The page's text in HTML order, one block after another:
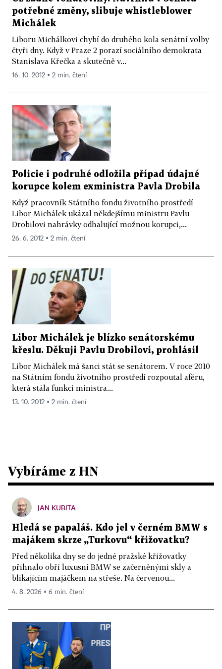
potřebné změny, slibuje whistleblower
Michálek
Liboru Michálkovi chybí do druhého kola senátní volby
čtyři dny. Když v Praze 2 porazí sociálního demokrata
Stanislava Křečka a skutečně v...
16. 10. 2012 ▪ 2 min. čtení
Policie i podruhé odložila případ údajné
korupce kolem exministra Pavla Drobila
Když pracovník Státního fondu životního prostředí
Libor Michálek ukázal někdejšímu ministru Pavlu
Drobilovi nahrávky odhalující možnou korupci,...
26. 6. 2012 ▪ 2 min. čtení
Libor Michálek je blízko senátorskému
křeslu. Děkuji Pavlu Drobilovi, prohlásil
Libor Michálek má šanci stát se senátorem. V roce 2010
na Státním fondu životního prostředí rozpoutal aféru,
která stála funkci ministra...
13. 10. 2012 ▪ 2 min. čtení
Vybíráme z HN
JAN KUBITA
Hledá se papaláš. Kdo jel v černém BMW s
majákem skrze „Turkovu“ křižovatku?
Před několika dny se do jedné pražské křižovatky
přihnalo obří luxusní BMW se začerněnými skly a
blikajícím majáčkem na střeše. Na červenou...
4. 8. 2026 ▪ 6 min. čtení